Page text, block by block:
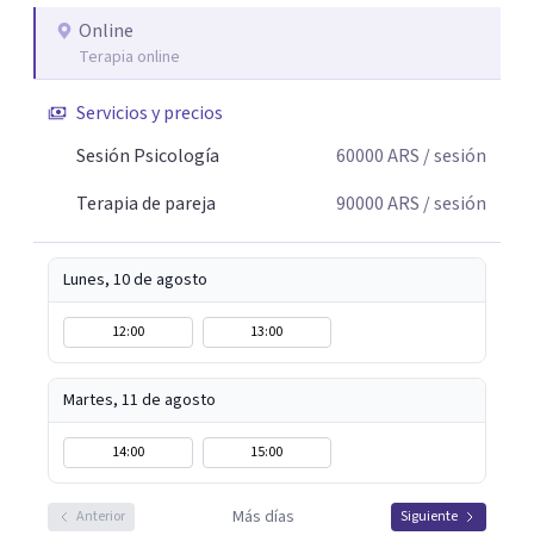
Online
Terapia online
Servicios y precios
Sesión Psicología
60000ARS / sesión
Terapia de pareja
90000ARS / sesión
Lunes, 10 de agosto
12:00 13:00
Martes, 11 de agosto
14:00 15:00
Anterior Más días Siguiente